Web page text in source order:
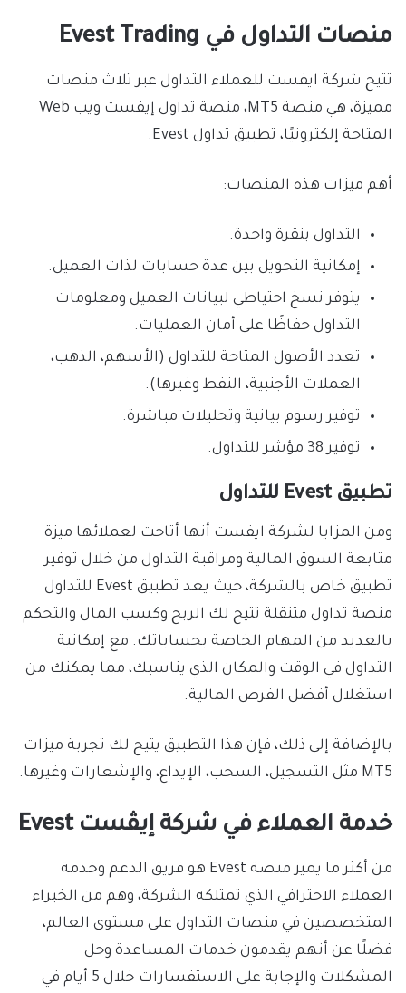
منصات التداول في Evest Trading
تتيح شركة ايفست للعملاء التداول عبر ثلاث منصات
مميزة، هي منصة MT5، منصة تداول إيفست ويب Web
المتاحة إلكترونيًا، تطبيق تداول Evest.
أهم ميزات هذه المنصات:
التداول بنقرة واحدة.
إمكانية التحويل بين عدة حسابات لذات العميل.
يتوفر نسخ احتياطي لبيانات العميل ومعلومات
التداول حفاظًا على أمان العمليات.
تعدد الأصول المتاحة للتداول (الأسهم، الذهب،
العملات الأجنبية، النفط وغيرها).
توفير رسوم بيانية وتحليلات مباشرة.
توفير 38 مؤشر للتداول.
تطبيق Evest للتداول
ومن المزايا لشركة ايفست أنها أتاحت لعملائها ميزة
متابعة السوق المالية ومراقبة التداول من خلال توفير
تطبيق خاص بالشركة، حيث يعد تطبيق Evest للتداول
منصة تداول متنقلة تتيح لك الربح وكسب المال والتحكم
بالعديد من المهام الخاصة بحساباتك. مع إمكانية
التداول في الوقت والمكان الذي يناسبك، مما يمكنك من
استغلال أفضل الفرص المالية.
بالإضافة إلى ذلك، فإن هذا التطبيق يتيح لك تجربة ميزات
MT5 مثل التسجيل، السحب، الإيداع، والإشعارات وغيرها.
خدمة العملاء في شركة إيڤست Evest
من أكثر ما يميز منصة Evest هو فريق الدعم وخدمة
العملاء الاحترافي الذي تمتلكه الشركة، وهم من الخبراء
المتخصصين في منصات التداول على مستوى العالم،
فضلًا عن أنهم يقدمون خدمات المساعدة وحل
المشكلات والإجابة على الاستفسارات خلال 5 أيام في